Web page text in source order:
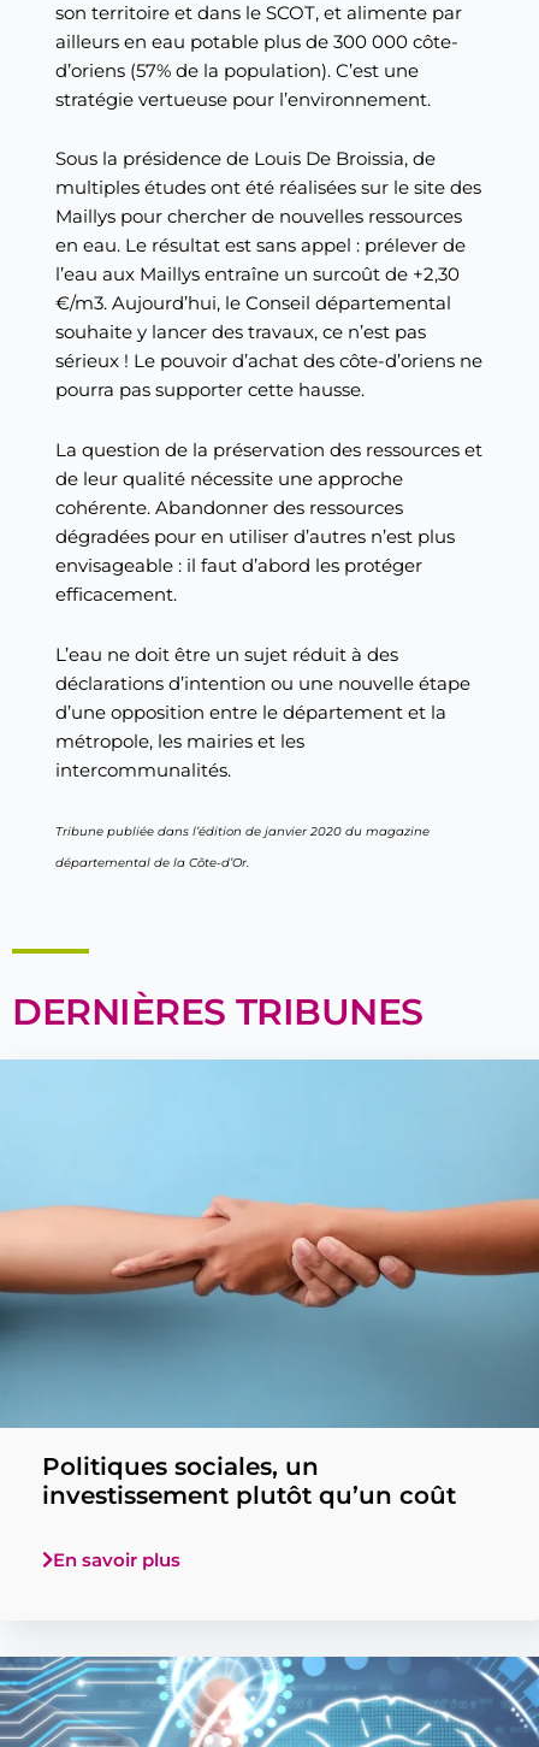
son territoire et dans le SCOT, et alimente par
ailleurs en eau potable plus de 300 000 côte-
d’oriens (57% de la population). C’est une
stratégie vertueuse pour l’environnement.
Sous la présidence de Louis De Broissia, de
multiples études ont été réalisées sur le site des
Maillys pour chercher de nouvelles ressources
en eau. Le résultat est sans appel : prélever de
l’eau aux Maillys entraîne un surcoût de +2,30
€/m3. Aujourd’hui, le Conseil départemental
souhaite y lancer des travaux, ce n’est pas
sérieux ! Le pouvoir d’achat des côte-d’oriens ne
pourra pas supporter cette hausse.
La question de la préservation des ressources et
de leur qualité nécessite une approche
cohérente. Abandonner des ressources
dégradées pour en utiliser d’autres n’est plus
envisageable : il faut d’abord les protéger
efficacement.
L’eau ne doit être un sujet réduit à des
déclarations d’intention ou une nouvelle étape
d’une opposition entre le département et la
métropole, les mairies et les
intercommunalités.
Tribune publiée dans l’édition de janvier 2020 du magazine
départemental de la Côte-d’Or.
DERNIÈRES TRIBUNES
Politiques sociales, un
investissement plutôt qu’un coût
En savoir plus